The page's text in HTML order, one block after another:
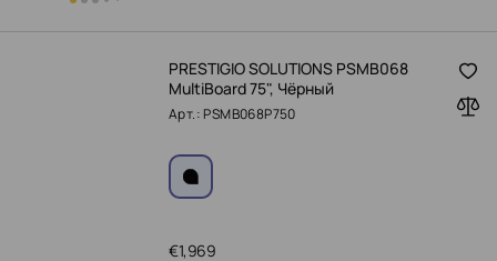
PRESTIGIO SOLUTIONS PSMB068
MultiBoard 75", Чёрный
Арт.: PSMB068P750
1,969
€